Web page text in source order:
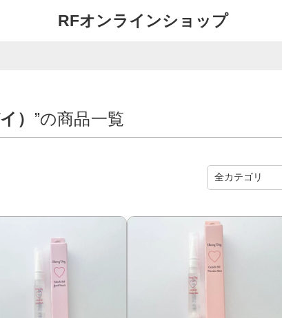
RFオンラインショップ
） ”の商品一覧